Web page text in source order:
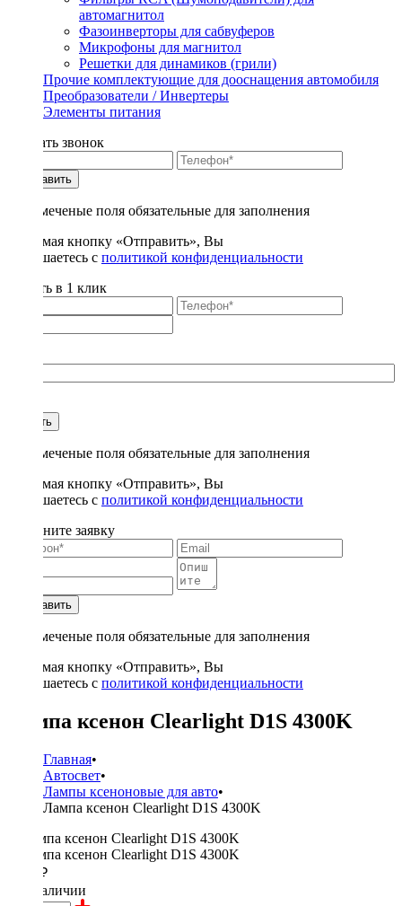
автомагнитол
Фазоинверторы для сабвуферов
Микрофоны для магнитол
Решетки для динамиков (грили)
Прочие комплектующие для дооснащения автомобиля
Преобразователи / Инвертеры
Элементы питания
Заказать звонок
Отправить
* - отмеченые поля обязательные для заполнения
Нажимая кнопку «Отправить», Вы
соглашаетесь с политикой конфиденциальности
Купить в 1 клик
Купить
* - отмеченые поля обязательные для заполнения
Нажимая кнопку «Отправить», Вы
соглашаетесь с политикой конфиденциальности
Заполните заявку
Отправить
* - отмеченые поля обязательные для заполнения
Нажимая кнопку «Отправить», Вы
соглашаетесь с политикой конфиденциальности
Лампа ксенон Clearlight D1S 4300K
Главная•
Автосвет•
Лампы ксеноновые для авто•
Лампа ксенон Clearlight D1S 4300K
1400 ₽
в наличии